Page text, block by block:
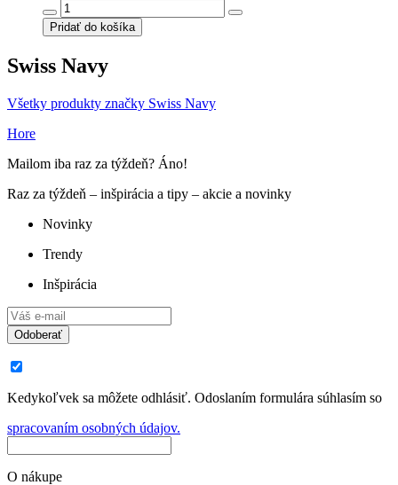
Pridať do košíka
Swiss Navy
Všetky produkty značky Swiss Navy
Hore
Mailom iba raz za týždeň? Áno!
Raz za týždeň – inšpirácia a tipy – akcie a novinky
Novinky
Trendy
Inšpirácia
Odoberať
Kedykoľvek sa môžete odhlásiť. Odoslaním formulára súhlasím so
spracovaním osobných údajov.
O nákupe